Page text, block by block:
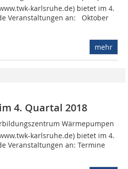
karlsruhe.de) bietet im 4.
Veranstaltungen an: Oktober
mehr
4. Quartal 2018
Wärmepumpen
karlsruhe.de) bietet im 4.
Veranstaltungen an: Termine